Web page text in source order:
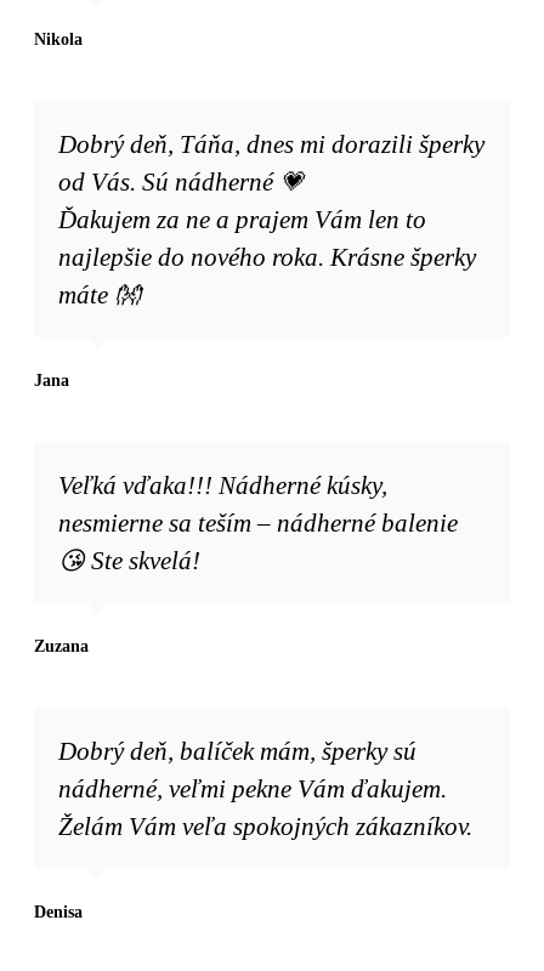
Nikola
Dobrý deň, Táňa, dnes mi dorazili šperky
od Vás. Sú nádherné 💗
Ďakujem za ne a prajem Vám len to
najlepšie do nového roka. Krásne šperky
máte 👐
Jana
Veľká vďaka!!! Nádherné kúsky,
nesmierne sa teším – nádherné balenie
😘 Ste skvelá!
Zuzana
Dobrý deň, balíček mám, šperky sú
nádherné, veľmi pekne Vám ďakujem.
Želám Vám veľa spokojných zákazníkov.
Denisa